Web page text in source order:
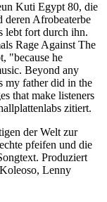
Kuti Egypt 80, die
deren Afrobeaterbe
lebt fort durch ihn.
Rage Against The
"because he
Beyond any
my father did in the
that make listeners
zitiert.
der Welt zur
pfeifen und die
Produziert
Lenny